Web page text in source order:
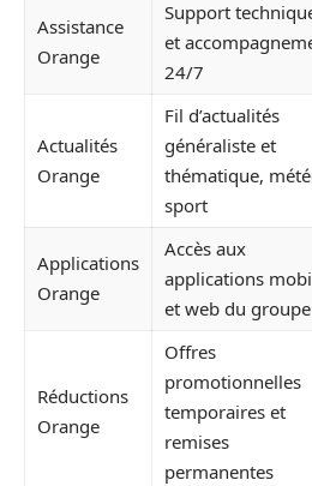
Assistance
Orange
Support
et
24/7
Actualités
Orange
Fil d’actualités
généraliste et
thématique,
sport
Applications
Orange
Accès aux
applications
et web du groupe
Réductions
Orange
Offres
promotionnelles
temporaires et
remises
permanentes